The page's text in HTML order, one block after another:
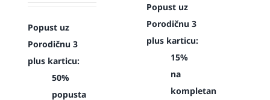
Popust uz
Porodičnu 3
plus karticu:
50%
popusta
Popust uz
Porodičnu 3
plus karticu:
15%
na
kompletan